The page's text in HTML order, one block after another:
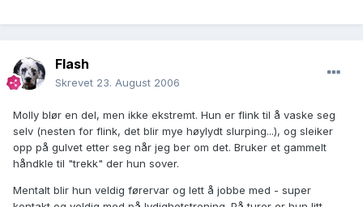
Flash
Skrevet 23. August 2006
Molly blør en del, men ikke ekstremt. Hun er flink til å vaske seg
selv (nesten for flink, det blir mye høylydt slurping...), og sleiker
opp på gulvet etter seg når jeg ber om det. Bruker et gammelt
håndkle til "trekk" der hun sover.
Mentalt blir hun veldig førervar og lett å jobbe med - super